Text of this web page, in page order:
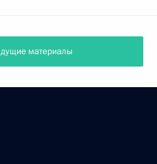
материалы